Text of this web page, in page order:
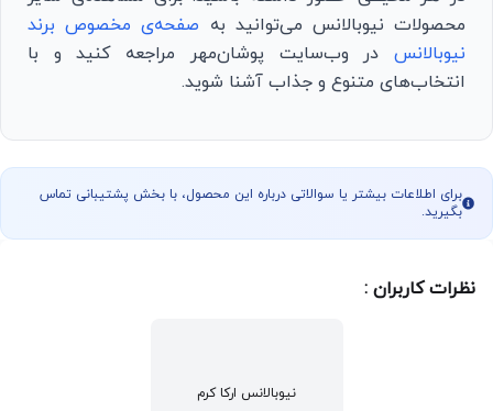
محصولات نیوبالانس می‌توانید به صفحه‌ی مخصوص برند
نیوبالانس در وب‌سایت پوشان‌مهر مراجعه کنید و با
انتخاب‌های متنوع و جذاب آشنا شوید.
برای اطلاعات بیشتر یا سوالاتی درباره این محصول، با بخش پشتیبانی تماس
بگیرید.
نظرات کاربران :
نیوبالانس ارکا کرم